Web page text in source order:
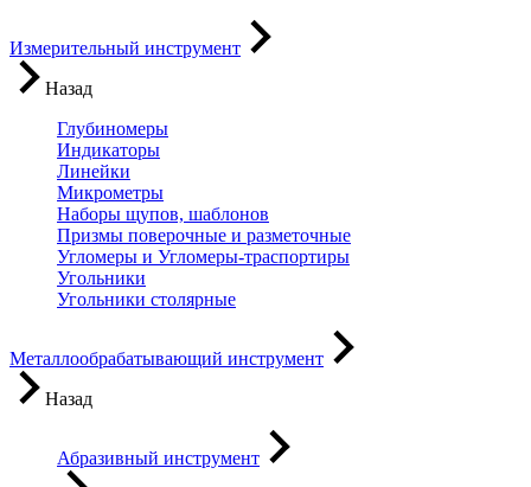
Измерительный инструмент
Назад
Глубиномеры
Индикаторы
Линейки
Микрометры
Наборы щупов, шаблонов
Призмы поверочные и разметочные
Угломеры и Угломеры-траспортиры
Угольники
Угольники столярные
Металлообрабатывающий инструмент
Назад
Абразивный инструмент